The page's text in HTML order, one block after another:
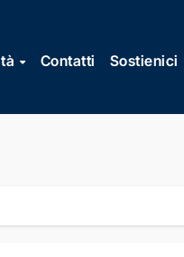
Contatti Sostienici